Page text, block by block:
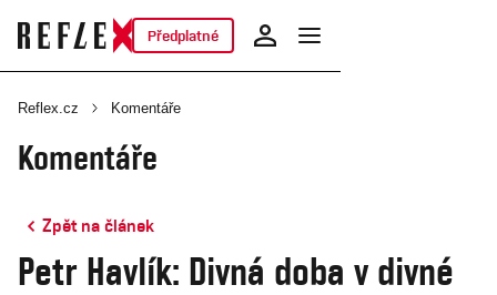
Předplatné
Reflex.cz Komentáře
Komentáře
Zpět na článek
Petr Havlík: Divná doba v divné